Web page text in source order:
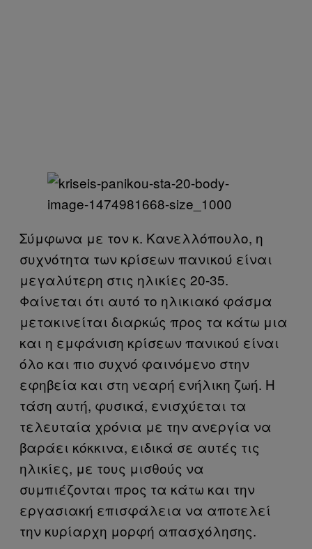
Σύμφωνα με τον κ. Κανελλόπουλο, η
συχνότητα των κρίσεων πανικού είναι
μεγαλύτερη στις ηλικίες 20-35.
Φαίνεται ότι αυτό το ηλικιακό φάσμα
μετακινείται διαρκώς προς τα κάτω μια
και η εμφάνιση κρίσεων πανικού είναι
όλο και πιο συχνό φαινόμενο στην
εφηβεία και στη νεαρή ενήλικη ζωή. Η
τάση αυτή, φυσικά, ενισχύεται τα
τελευταία χρόνια με την ανεργία να
βαράει κόκκινα, ειδικά σε αυτές τις
ηλικίες, με τους μισθούς να
συμπιέζονται προς τα κάτω και την
εργασιακή επισφάλεια να αποτελεί
την κυρίαρχη μορφή απασχόλησης.